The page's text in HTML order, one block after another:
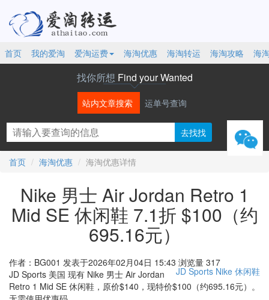
首页 我的爱淘 爱淘运费 海淘优惠 海淘转运 海淘攻略 海
找你所想 Find your Wanted
站内文章搜索 运单号查询
首页 海淘优惠 海淘优惠详情
Nike 男士 Air Jordan Retro 1
Mid SE 休闲鞋 7.1折 $100（约
695.16元）
作者：BG001 发表于2026年02月04日 15:43 浏览量 317
JD Sports Nike 休闲鞋
JD Sports 美国 现有 Nike 男士 Air Jordan
Retro 1 Mid SE 休闲鞋，原价$140，现特价$100（约695.16元）。